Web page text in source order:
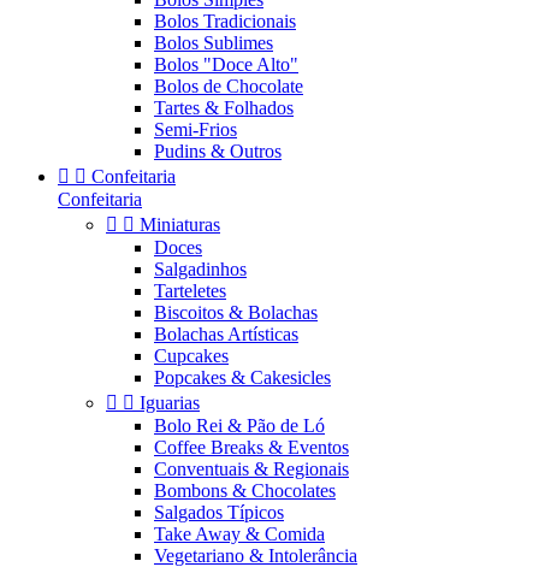
Bolos Tradicionais
Bolos Sublimes
Bolos "Doce Alto"
Bolos de Chocolate
Tartes & Folhados
Semi-Frios
Pudins & Outros
  Confeitaria
Confeitaria
  Miniaturas
Doces
Salgadinhos
Tarteletes
Biscoitos & Bolachas
Bolachas Artísticas
Cupcakes
Popcakes & Cakesicles
  Iguarias
Bolo Rei & Pão de Ló
Coffee Breaks & Eventos
Conventuais & Regionais
Bombons & Chocolates
Salgados Típicos
Take Away & Comida
Vegetariano & Intolerância